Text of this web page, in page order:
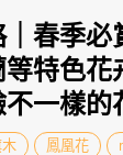
春季必
特色花
一樣的
鳳凰花